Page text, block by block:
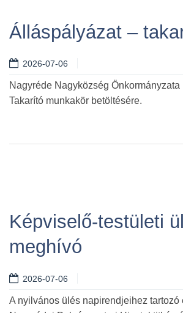
Álláspályázat –
2026-07-06
Nagyréde Nagyközség
Takarító munkakör betöltésére.
Képviselő-testületi
meghívó
2026-07-06
A nyilvános ülés napirendjeihez tartozó